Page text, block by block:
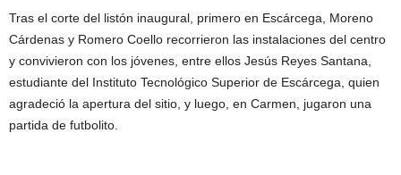
Tras el corte del listón inaugural, primero en Escárcega, Moreno
Cárdenas y Romero Coello recorrieron las instalaciones del centro
y convivieron con los jóvenes, entre ellos Jesús Reyes Santana,
estudiante del Instituto Tecnológico Superior de Escárcega, quien
agradeció la apertura del sitio, y luego, en Carmen, jugaron una
partida de futbolito.